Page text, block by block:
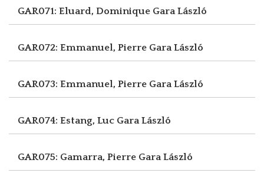
GAR071: Eluard, Dominique Gara László
GAR072: Emmanuel, Pierre Gara László
GAR073: Emmanuel, Pierre Gara László
GAR074: Estang, Luc Gara László
GAR075: Gamarra, Pierre Gara László